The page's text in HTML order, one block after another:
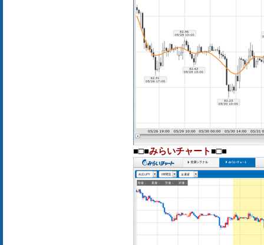
■□■みらいチャート■□■